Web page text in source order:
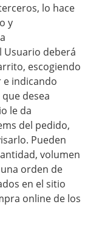
lo hace
y
Usuario deberá
escogiendo
indicando
desea
le da
del pedido,
Pueden
volumen
orden de
en el sitio
online de los